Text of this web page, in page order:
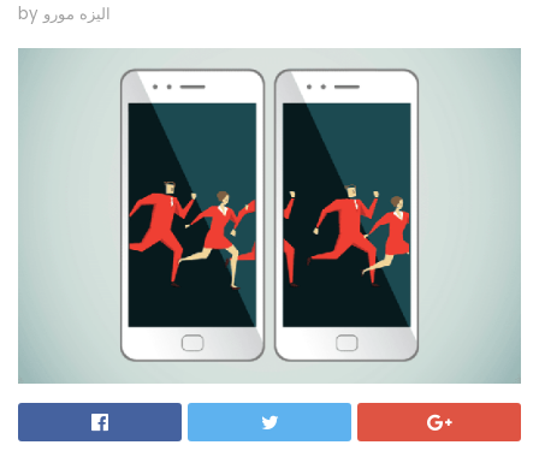
by الیزه مورو